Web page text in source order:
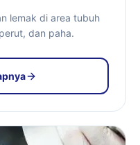
lemak di area tubuh
dan paha.